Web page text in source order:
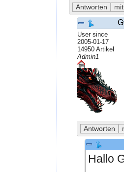
User since
2005-01-17
14950 Artikel
Admin1
Hallo